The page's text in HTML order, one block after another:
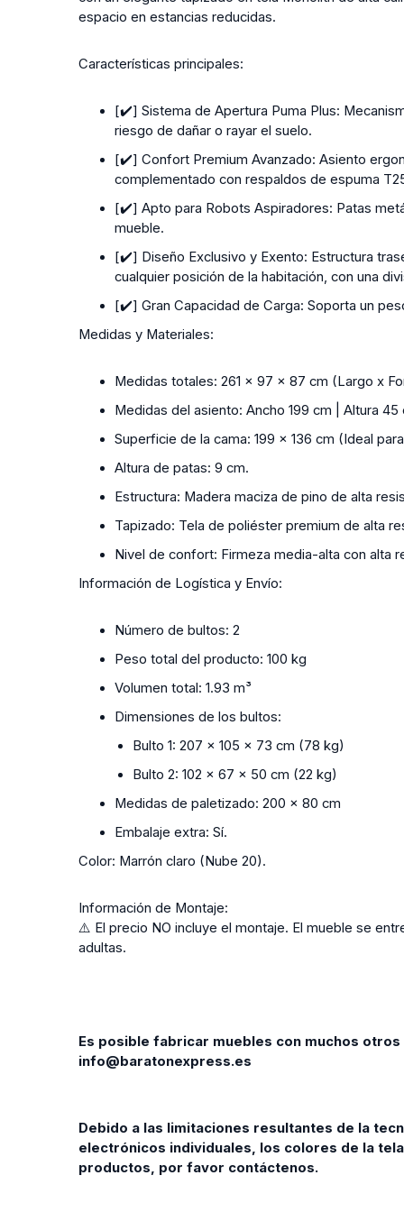
espacio en estancias reducidas.
Características principales:
[✔️] Sistema de Apertura Puma Plus:
riesgo de dañar o rayar el suelo.
[✔️] Confort Premium Avanzado: Asiento
complementado con respaldos de espuma
[✔️] Apto para Robots Aspiradores: Patas
mueble.
[✔️] Diseño Exclusivo y Exento: Estructura
cualquier posición de la habitación, con una
[✔️] Gran Capacidad de Carga: Soporta un
Medidas y Materiales:
Medidas totales: 261 x 97 x 87 cm (Largo x
Medidas del asiento: Ancho 199 cm | Altura
Superficie de la cama: 199 x 136 cm (Ideal
Altura de patas: 9 cm.
Estructura: Madera maciza de pino de alta
Tapizado: Tela de poliéster premium de alta
Nivel de confort: Firmeza media-alta con alta
Información de Logística y Envío:
Número de bultos: 2
Peso total del producto: 100 kg
Volumen total: 1.93 m³
Dimensiones de los bultos:
Bulto 1: 207 x 105 x 73 cm (78 kg)
Bulto 2: 102 x 67 x 50 cm (22 kg)
Medidas de paletizado: 200 x 80 cm
Embalaje extra: Sí.
Color: Marrón claro (Nube 20).
Información de Montaje:
⚠️ El precio NO incluye el montaje. El mueble se
adultas.
Es posible fabricar muebles con muchos
info@baratonexpress.es
Debido a las limitaciones resultantes de la
electrónicos individuales, los colores de la
productos, por favor contáctenos.